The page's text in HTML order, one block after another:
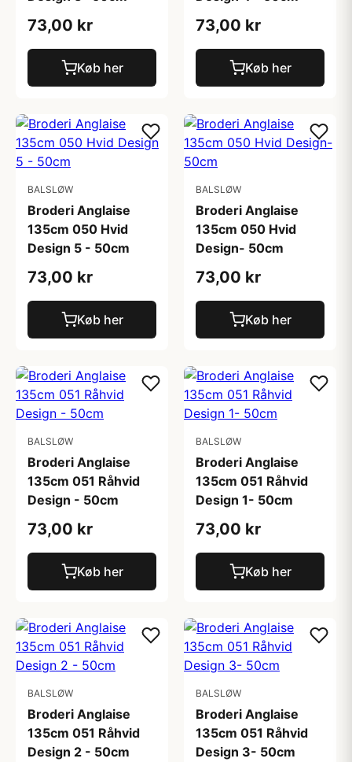
73,00 kr
Køb her
73,00 kr
Køb her
BALSLØW
Broderi Anglaise
135cm 050 Hvid
Design 5 - 50cm
73,00 kr
Køb her
BALSLØW
Broderi Anglaise
135cm 050 Hvid
Design- 50cm
73,00 kr
Køb her
BALSLØW
Broderi Anglaise
135cm 051 Råhvid
Design - 50cm
73,00 kr
Køb her
BALSLØW
Broderi Anglaise
135cm 051 Råhvid
Design 1- 50cm
73,00 kr
Køb her
BALSLØW
Broderi Anglaise
135cm 051 Råhvid
Design 2 - 50cm
BALSLØW
Broderi Anglaise
135cm 051 Råhvid
Design 3- 50cm